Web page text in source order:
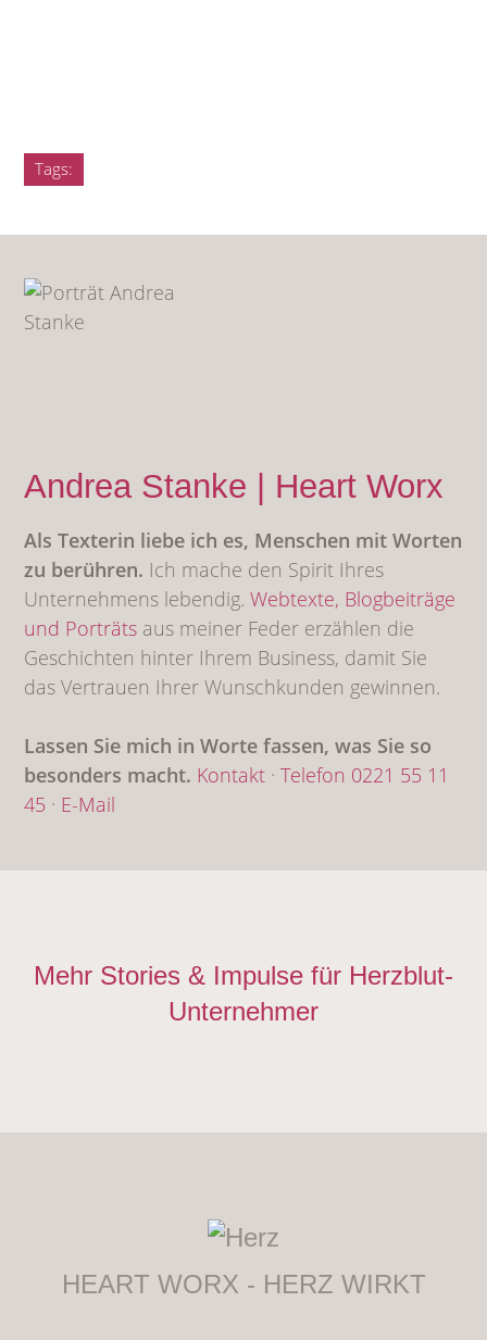
Tags:
Andrea Stanke | Heart Worx
Als Texterin liebe ich es, Menschen mit Worten
zu berühren. Ich mache den Spirit Ihres
Unternehmens lebendig.Webtexte, Blogbeiträge
und Porträts aus meiner Feder erzählen die
Geschichten hinter Ihrem Business, damit Sie
das Vertrauen Ihrer Wunschkunden gewinnen.
Lassen Sie mich in Worte fassen, was Sie so
besonders macht. Kontakt ·Telefon 0221 55 11
45 · E-Mail
Mehr Stories & Impulse für Herzblut-
Unternehmer
HEART WORX - HERZ WIRKT